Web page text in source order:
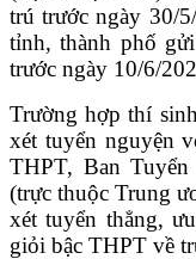
trú trước ngày 30/
tỉnh, thành phố
trước ngày 10/6/
Trường hợp thí
xét tuyển nguyện
THPT, Ban
(trực thuộc Trung
xét tuyển thẳng,
giỏi bậc THPT về